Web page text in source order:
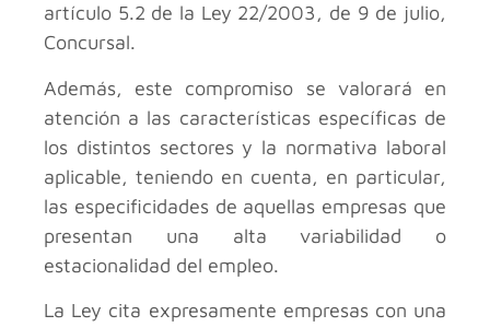
artículo 5.2 de la Ley 22/2003, de 9 de julio,
Concursal.
Además, este compromiso se valorará en
atención a las características específicas de
los distintos sectores y la normativa laboral
aplicable, teniendo en cuenta, en particular,
las especificidades de aquellas empresas que
presentan una alta variabilidad o
estacionalidad del empleo.
La Ley cita expresamente empresas con una